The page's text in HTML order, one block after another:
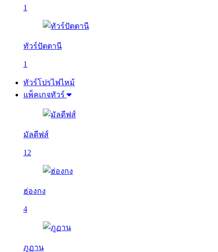
1
ทัวร์ปัตตานี
1
ทัวร์โปรไฟไหม้
แพ็คเกจทัวร์
มัลดีฟส์
12
ฮ่องกง
4
ภูฏาน